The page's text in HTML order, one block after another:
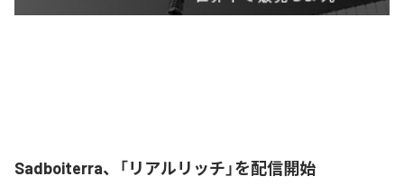
Sadboiterra、「リアルリッチ」を配信開始